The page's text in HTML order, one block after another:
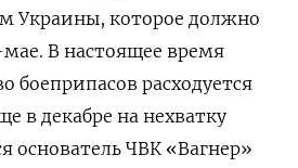
Украины, которое должно
В настоящее время
боеприпасов расходуется
в декабре на нехватку
основатель ЧВК «Вагнер»